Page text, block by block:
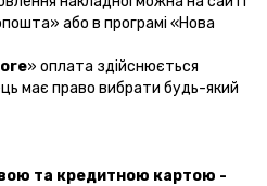
або в програмі «Нова
» оплата здійснюється
має право вибрати будь-який
та кредитною картою -